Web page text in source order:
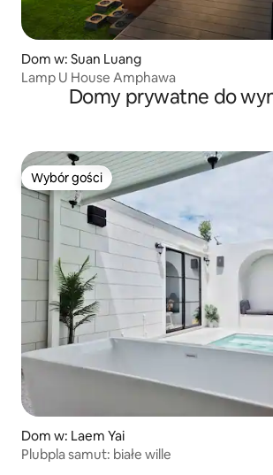
Dom w: Suan Luang
Lamp U House Amphawa
Domy prywatne do
Wybór gości
Wybór gości
Dom w: Laem Yai
Plubpla samut: białe wille